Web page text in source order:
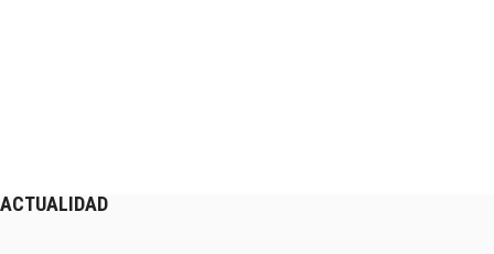
ACTUALIDAD